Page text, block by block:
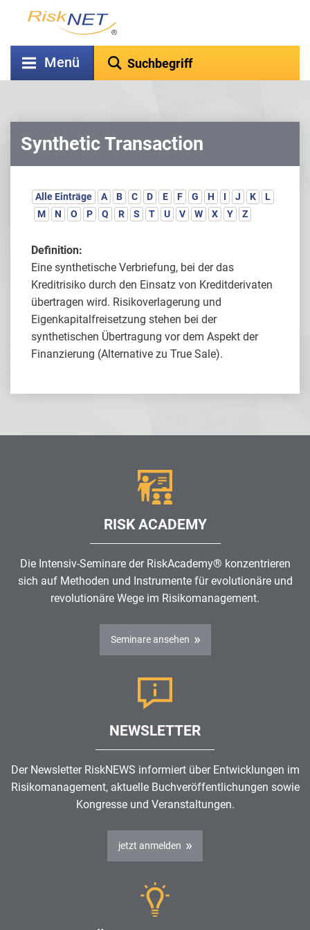
Menü
Synthetic Transaction
Alle Einträge A B C D E F G H I J K
L
M
N O P Q R S T U V W X Y Z
Definition:
Eine synthetische Verbriefung, bei der das
Kreditrisiko durch den Einsatz von Kreditderivaten
übertragen wird. Risikoverlagerung und
Eigenkapitalfreisetzung stehen bei der
synthetischen Übertragung vor dem Aspekt der
Finanzierung (Alternative zu True Sale).
RISK ACADEMY
Die Intensiv-Seminare der RiskAcademy® konzentrieren
sich auf Methoden und Instrumente für evolutionäre und
revolutionäre Wege im Risikomanagement.
Seminare ansehen
NEWSLETTER
Der Newsletter RiskNEWS informiert über Entwicklungen im
Risikomanagement, aktuelle Buchveröffentlichungen sowie
Kongresse und Veranstaltungen.
jetzt anmelden